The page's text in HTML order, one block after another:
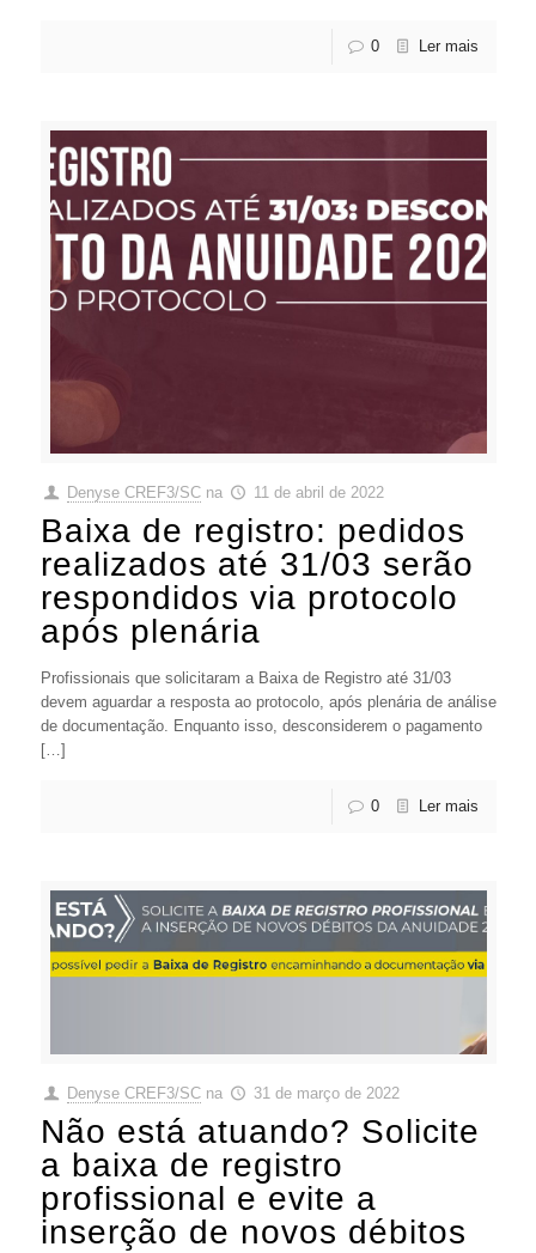
0 Ler mais
Denyse CREF3/SC na 11 de abril de 2022
Baixa de registro: pedidos
realizados até 31/03 serão
respondidos via protocolo
após plenária
Profissionais que solicitaram a Baixa de Registro até 31/03
devem aguardar a resposta ao protocolo, após plenária de análise
de documentação. Enquanto isso, desconsiderem o pagamento
[…]
0 Ler mais
Denyse CREF3/SC na 31 de março de 2022
Não está atuando? Solicite
a baixa de registro
profissional e evite a
inserção de novos débitos